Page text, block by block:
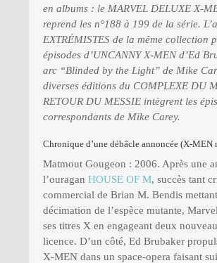
en albums : le MARVEL DELUXE X-
reprend les n°188 à 199 de la série.
EXTRÉMISTES de la même collection
épisodes d’UNCANNY X-MEN d’Ed
arc “Blinded by the Light” de Mike
diverses éditions du COMPLEXE DU
RETOUR DU MESSIE intègrent les
correspondants de Mike Carey.
Chronique d’une débâcle annoncée (X-MEN
Matmout Gougeon : 2006. Après une
l’ouragan HOUSE OF M, succès tant
commercial de Brian M. Bendis
décimation de l’espèce mutante,
ses titres X en engageant deux
licence. D’un côté, Ed Brubaker
X-MEN dans un space-opera faisant